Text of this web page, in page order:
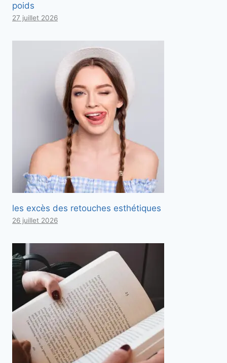
poids
27 juillet 2026
les excès des retouches esthétiques
26 juillet 2026